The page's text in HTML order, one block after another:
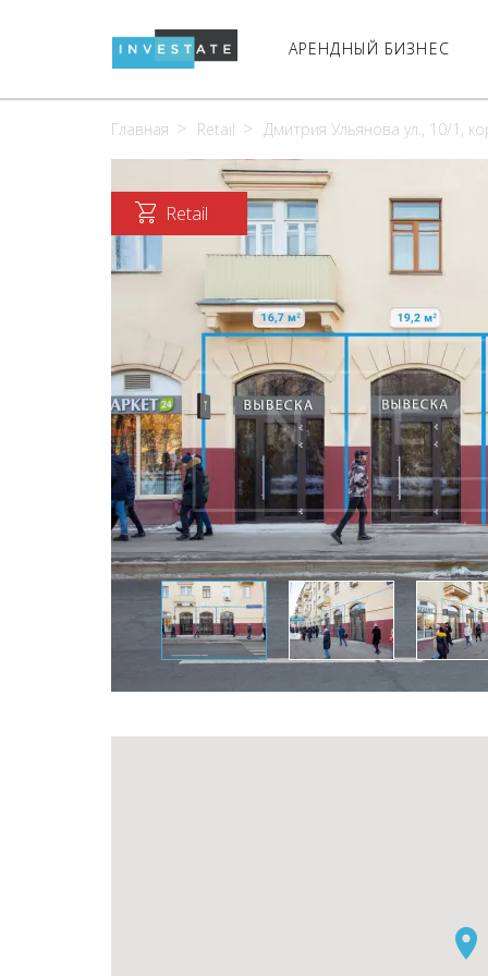
АРЕНДНЫЙ БИЗНЕС
Главная Retail Дмитрия Ульянова ул., 10/1,
Retail